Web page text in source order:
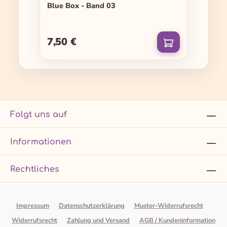
Blue Box - Band 03
Regulärer Preis:
7,50 €
Folgt uns auf
Informationen
Rechtliches
Impressum Datenschutzerklärung
Muster-Widerrufsrecht
Widerrufsrecht
Zahlung und Versand AGB / Kundeninformation